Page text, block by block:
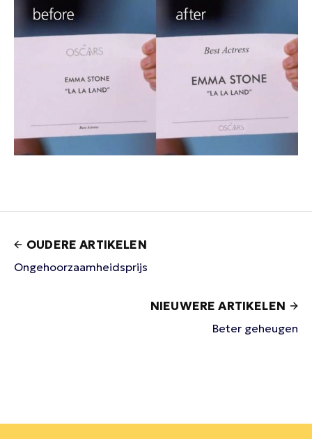
OUDERE ARTIKELEN
Ongehoorzaamheidsprijs
NIEUWERE ARTIKELEN
Beter geheugen